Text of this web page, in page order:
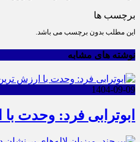
برچسب ها
این مطلب بدون برچسب می باشد.
نوشته های مشابه
1404-09-09
ابوترابی فرد: وحدت